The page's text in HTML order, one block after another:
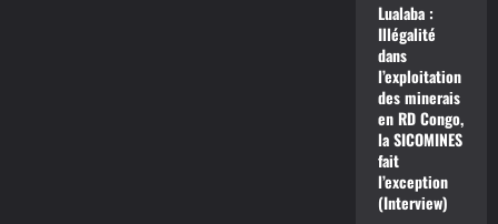
Lualaba :
Illégalité
dans
l’exploitation
des minerais
en RD Congo,
la SICOMINES
fait
l’exception
(Interview)